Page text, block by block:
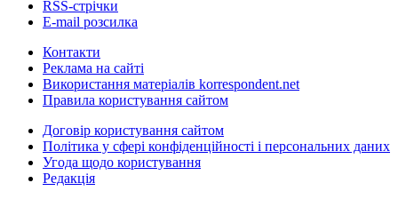
RSS-стрічки
E-mail розсилка
Контакти
Реклама на сайті
Використання матеріалів korrespondent.net
Правила користування сайтом
Договір користування сайтом
Політика у сфері конфіденційності і персональних даних
Угода щодо користування
Редакція